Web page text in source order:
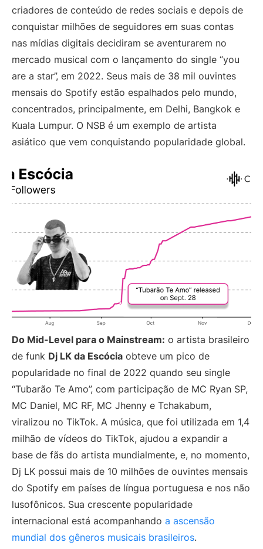
criadores de conteúdo de redes sociais e depois de
conquistar milhões de seguidores em suas contas
nas mídias digitais decidiram se aventurarem no
mercado musical com o lançamento do single “you
are a star”, em 2022. Seus mais de 38 mil ouvintes
mensais do Spotify estão espalhados pelo mundo,
concentrados, principalmente, em Delhi, Bangkok e
Kuala Lumpur. O NSB é um exemplo de artista
asiático que vem conquistando popularidade global.
Do Mid-Level para o Mainstream: o artista brasileiro
de funk Dj LK da Escócia obteve um pico de
popularidade no final de 2022 quando seu single
“Tubarão Te Amo”, com participação de MC Ryan SP,
MC Daniel, MC RF, MC Jhenny e Tchakabum,
viralizou no TikTok. A música, que foi utilizada em 1,4
milhão de vídeos do TikTok, ajudou a expandir a
base de fãs do artista mundialmente, e, no momento,
Dj LK possui mais de 10 milhões de ouvintes mensais
do Spotify em países de língua portuguesa e nos não
lusofônicos. Sua crescente popularidade
internacional está acompanhando a ascensão
mundial dos gêneros musicais brasileiros.